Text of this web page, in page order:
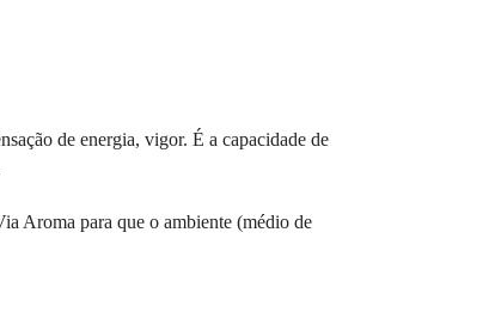
de energia, vigor. É a capacidade de
Aroma para que o ambiente (médio de